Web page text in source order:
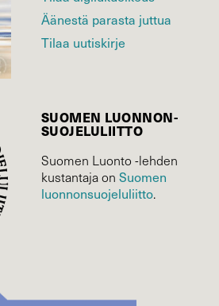
Äänestä parasta juttua
Tilaa uutiskirje
SUOMEN LUONNON­
SUOJELU­LIITTO
Suomen Luonto -lehden
kustantaja on Suomen
luonnonsuojelu­liitto.